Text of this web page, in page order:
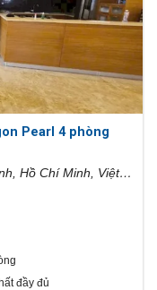
Pearl 4 phòng
Hồ Chí Minh, Việt
đầy đủ